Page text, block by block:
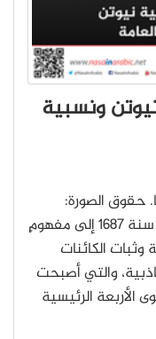
ونسبية
حقوق الصورة:
NASA, JPL-Caltech توصّل نيوتن سنة 1687 إلى مفهومٍ
الكائنات
والتي أصبحت
الأربعة الرئيسية